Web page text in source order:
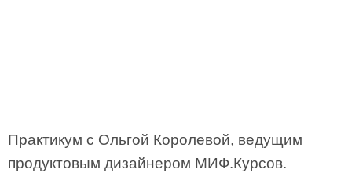
Практикум с Ольгой Королевой, ведущим
продуктовым дизайнером МИФ.Курсов.